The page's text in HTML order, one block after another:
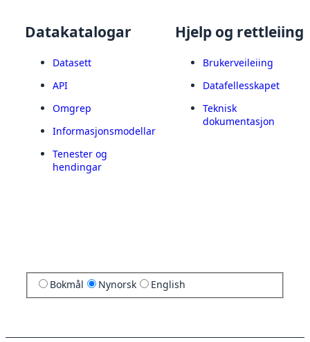
Datakatalogar
Datasett
API
Omgrep
Informasjonsmodellar
Tenester og
hendingar
Hjelp og rettleiing
Brukerveileiing
Datafellesskapet
Teknisk
dokumentasjon
Bokmål Nynorsk English